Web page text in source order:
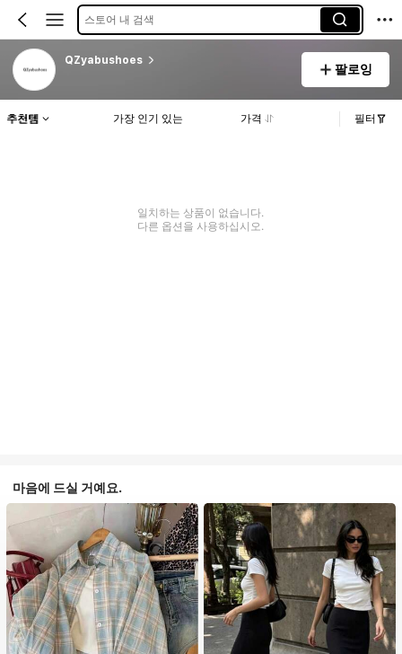
스토어 내 검색
QZyabushoes
팔로잉
추천템 가장 인기 있는 가격 필터
일치하는 상품이 없습니다.
다른 옵션을 사용하십시오.
마음에 드실 거예요.